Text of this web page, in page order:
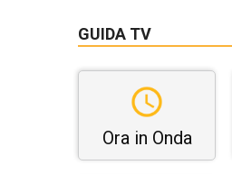
GUIDA TV
Ora in Onda